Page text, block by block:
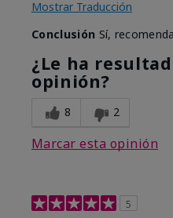
Mostrar Traducción
Conclusión Sí,
¿Le ha
opinión?
8 2
Marcar esta opinión
5